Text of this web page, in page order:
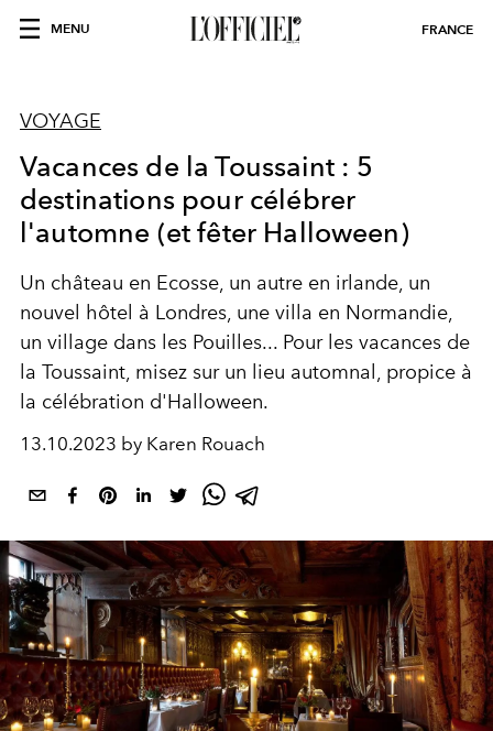
MENU FRANCE
VOYAGE
Vacances de la Toussaint : 5
destinations pour célébrer
l'automne (et fêter Halloween)
Un château en Ecosse, un autre en irlande, un
nouvel hôtel à Londres, une villa en Normandie,
un village dans les Pouilles... Pour les vacances de
la Toussaint, misez sur un lieu automnal, propice à
la célébration d'Halloween.
13.10.2023 by Karen Rouach